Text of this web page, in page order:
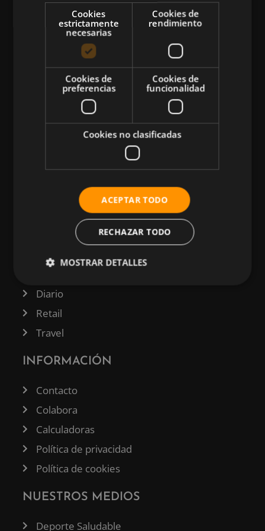
CATEGORÍAS
Atletismo
Musculación
Business
Diario
Retail
Travel
INFORMACIÓN
Contacto
Colabora
Calculadoras
Política de privacidad
Política de cookies
NUESTROS MEDIOS
Deporte Saludable
Cookies
estrictamente
necesarias
Cookies de
rendimiento
Cookies de
preferencias
Cookies de
funcionalidad
Cookies no clasificadas
ACEPTAR TODO
RECHAZAR TODO
MOSTRAR DETALLES